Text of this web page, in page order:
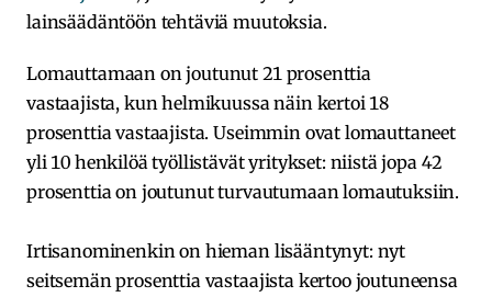
lainsäädäntöön tehtäviä muutoksia.
Lomauttamaan on joutunut 21 prosenttia
vastaajista, kun helmikuussa näin kertoi 18
prosenttia vastaajista. Useimmin ovat lomauttaneet
yli 10 henkilöä työllistävät yritykset: niistä jopa 42
prosenttia on joutunut turvautumaan lomautuksiin.
Irtisanominenkin on hieman lisääntynyt: nyt
seitsemän prosenttia vastaajista kertoo joutuneensa